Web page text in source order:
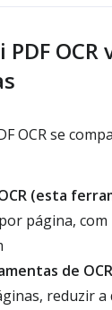
OCR
OCR se
(esta
página,
de OCR
reduzir a